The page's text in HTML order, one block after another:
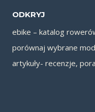
ODKRYJ
ebike – katalog
porównaj wybrane
artykuły- recenzje,